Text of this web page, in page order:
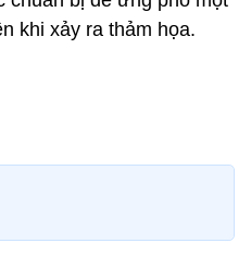
khi xảy ra thảm họa.